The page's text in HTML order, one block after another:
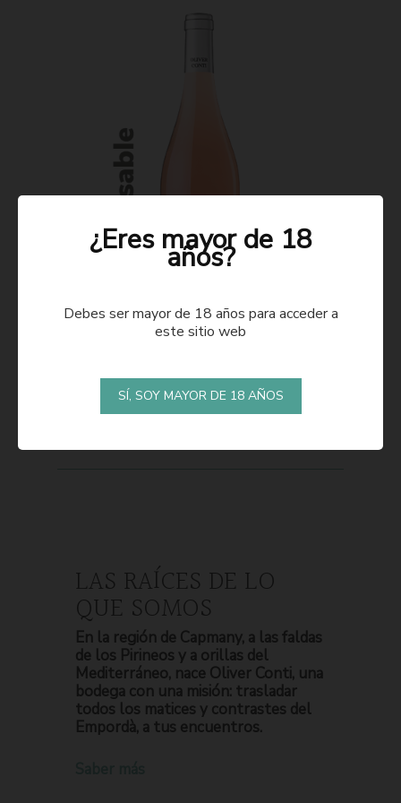
LAS RAÍCES DE LO
QUE SOMOS
En la región de Capmany, a las faldas
de los Pirineos y a orillas del
Mediterráneo, nace Oliver Conti, una
bodega con una misión: trasladar
todos los matices y contrastes del
Empordà, a tus encuentros.
¿Eres mayor de 18
años?
Debes ser mayor de 18 años para acceder a
este sitio web
SÍ, SOY MAYOR DE 18 AÑOS